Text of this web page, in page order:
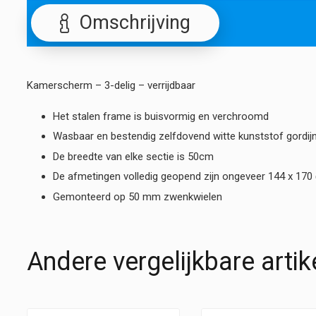
Omschrijving
Kamerscherm – 3-delig – verrijdbaar
Het stalen frame is buisvormig en verchroomd
Wasbaar en bestendig zelfdovend witte kunststof
De breedte van elke sectie is 50cm
De afmetingen volledig geopend zijn ongeveer 144 x 170
Gemonteerd op 50 mm zwenkwielen
Andere vergelijkbare